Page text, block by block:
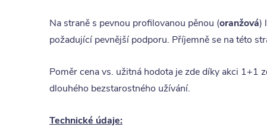
Na straně s pevnou profilovanou pěnou (oranžová)
požadující pevnější podporu. Příjemně se na této
Poměr cena vs. užitná hodota je zde díky akci 1+1
dlouhého bezstarostného užívání.
Technické údaje: